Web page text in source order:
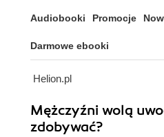
Audiobooki Promocje
Darmowe ebooki
Helion.pl
Mężczyźni wolą
zdobywać?